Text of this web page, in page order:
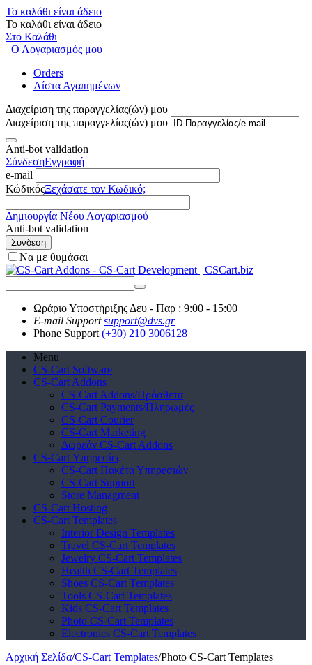
Το καλάθι είναι άδειο
Το καλάθι είναι άδειο
Στο Καλάθι
Ο Λογαριασμός μου
Orders
Λίστα Αγαπημένων
Διαχείριση της παραγγελίας(ών) μου
Διαχείριση της παραγγελίας(ών) μου
Anti-bot validation
ΣύνδεσηΕγγραφή
e-mail
ΚώδικόςΞεχάσατε τον Κωδικό;
Δημιουργία Νέου Λογαριασμού
Anti-bot validation
Σύνδεση
Να με θυμάσαι
Ωράριο Υποστήριξης Δευ - Παρ : 9:00 - 15:00
E-mail Support support@dvs.gr
Phone Support (+30) 210 3006128
Menu
CS-Cart Software
CS-Cart Addons
CS-Cart Addons/Πρόσθετα
CS-Cart Payments/Πληρωμές
CS-Cart Courier
CS-Cart Marketing
Δωρεάν CS-Cart Addons
CS-Cart Υπηρεσίες
CS-Cart Πακέτα Υπηρεσιών
CS-Cart Support
Store Managment
CS-Cart Hosting
CS-Cart Templates
Interior Design Templates
Travel CS-Cart Templates
Jewelry CS-Cart Templates
Health CS-Cart Templates
Shoes CS-Cart Templates
Tools CS-Cart Templates
Kids CS-Cart Templates
Photo CS-Cart Templates
Electronics CS-Cart Templates
Αρχική Σελίδα/CS-Cart Templates/Photo CS-Cart Templates